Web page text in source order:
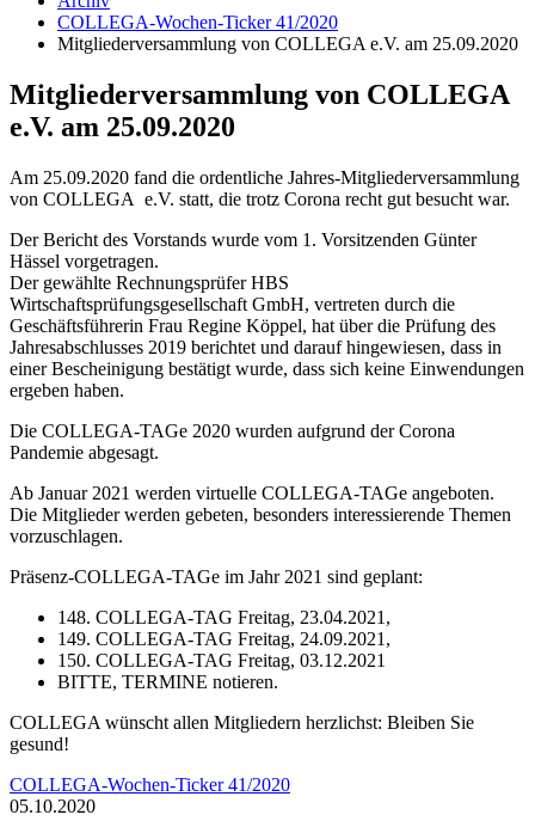
COLLEGA-Wochen-Ticker 41/2020
Mitgliederversammlung von COLLEGA e.V. am 25.09.2020
Mitgliederversammlung von COLLEGA
e.V. am 25.09.2020
Am 25.09.2020 fand die ordentliche Jahres-Mitgliederversammlung
von COLLEGA e.V. statt, die trotz Corona recht gut besucht war.
Der Bericht des Vorstands wurde vom 1. Vorsitzenden Günter
Hässel vorgetragen.
Der gewählte Rechnungsprüfer HBS
Wirtschaftsprüfungsgesellschaft GmbH, vertreten durch die
Geschäftsführerin Frau Regine Köppel, hat über die Prüfung des
Jahresabschlusses 2019 berichtet und darauf hingewiesen, dass in
einer Bescheinigung bestätigt wurde, dass sich keine Einwendungen
ergeben haben.
Die COLLEGA-TAGe 2020 wurden aufgrund der Corona
Pandemie abgesagt.
Ab Januar 2021 werden virtuelle COLLEGA-TAGe angeboten.
Die Mitglieder werden gebeten, besonders interessierende Themen
vorzuschlagen.
Präsenz-COLLEGA-TAGe im Jahr 2021 sind geplant:
148. COLLEGA-TAG Freitag, 23.04.2021,
149. COLLEGA-TAG Freitag, 24.09.2021,
150. COLLEGA-TAG Freitag, 03.12.2021
BITTE, TERMINE notieren.
COLLEGA wünscht allen Mitgliedern herzlichst: Bleiben Sie
gesund!
COLLEGA-Wochen-Ticker 41/2020
05.10.2020